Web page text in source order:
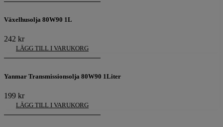
Växelhusolja 80W90 1L
242 kr
LÄGG TILL I VARUKORG
Yanmar Transmissionsolja 80W90 1Liter
199 kr
LÄGG TILL I VARUKORG